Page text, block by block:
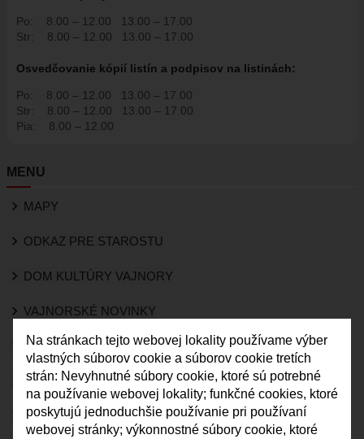
PARTICIPATÍVNY ROZPOČET
O VAJNOROCH
VAJNORY V MÉDIÁCH
FOTOGALÉRIA
ROZHLAS
ŠKOLSTVO - ŠKOLY
KULTÚRA
HARMONOGRAM PODUJATÍ
KNIŽNICA
ZDRUŽENIA A SPOLKY
KERAMICKÁ DIELŇA
VAJNORSKÉ PRODUKTY
Po: 8.00 – 12.00
13.00 – 17.00
Str:
8.00 – 12.00 13.00 – 17.00
Osvedčovanie kópií listín a podpisov na listinách:
Po: 8.00 – 12.00
13.00 – 17.00
Str:
8.00 – 12.00
13.00 – 17.00
Pia:
8.00 – 12.00
MENU
MAPY
ODKAZ PRE STAROSTU
DOM KULTÚRY VAJNORY
VAJNORSKÉ NOVINKY
KVALITA OVZDUŠIA
KAMERY
VAJNORY V MÉDIÁCH
Na stránkach tejto webovej lokality používame výber
vlastných súborov cookie a súborov cookie tretích
strán: Nevyhnutné súbory cookie, ktoré sú potrebné
na používanie webovej lokality; funkčné cookies, ktoré
poskytujú jednoduchšie používanie pri používaní
webovej stránky; výkonnostné súbory cookie, ktoré